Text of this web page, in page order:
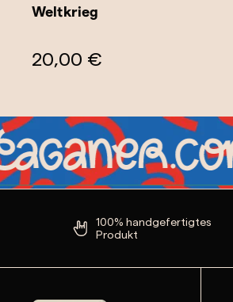
Weltkrieg
20,00 €
100% handgefertigtes
Produkt